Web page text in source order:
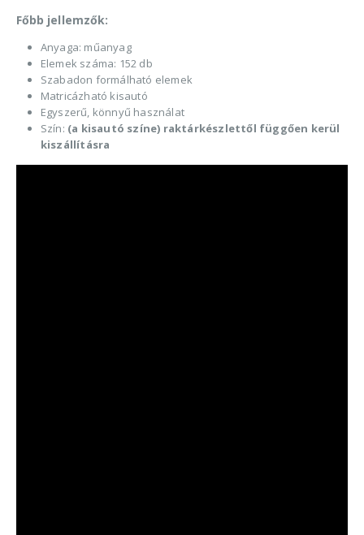
Főbb jellemzők:
Anyaga: műanyag
Elemek száma: 152 db
Szabadon formálható elemek
Matricázható kisautó
Egyszerű, könnyű használat
Szín: (a kisautó színe) raktárkészlettől függően kerül
kiszállításra